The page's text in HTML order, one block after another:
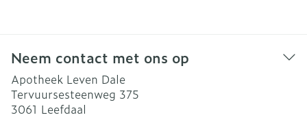
Neem contact met ons op
Apotheek Leven Dale
Tervuursesteenweg 375
3061 Leefdaal